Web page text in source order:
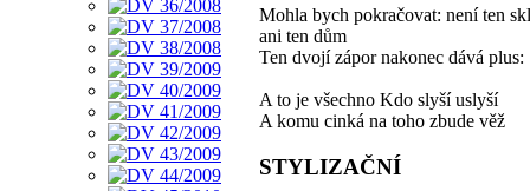
Mohla bych pokračovat: není ten
ani ten dům
Ten dvojí zápor nakonec dává plus:
A to je všechno Kdo slyší uslyší
A komu cinká na toho zbude věž
STYLIZAČNÍ